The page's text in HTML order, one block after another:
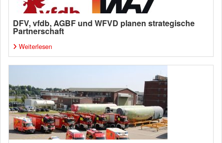
DFV, vfdb, AGBF und WFVD planen strategische
Partnerschaft
Weiterlesen